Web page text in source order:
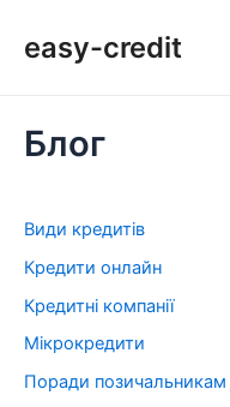
easy-credit
Блог
Види кредитів
Кредити онлайн
Кредитні компанії
Мікрокредити
Поради позичальникам